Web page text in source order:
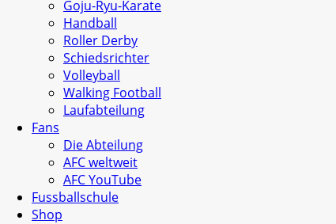
Goju-Ryu-Karate
Handball
Roller Derby
Schiedsrichter
Volleyball
Walking Football
Laufabteilung
Fans
Die Abteilung
AFC weltweit
AFC YouTube
Fussballschule
Shop